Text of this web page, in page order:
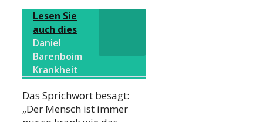
Lesen Sie
auch dies
Daniel
Barenboim
Krankheit
Das Sprichwort besagt:
„Der Mensch ist immer